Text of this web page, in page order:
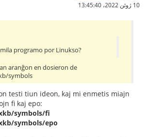
10 ژوئن 2022،‏ 13:45:40
programo por Linukso?
aranĝon en dosieron de
symbols
testi tiun ideon, kaj mi enmetis miajn
fi kaj epo:
symbols/fi
symbols/epo